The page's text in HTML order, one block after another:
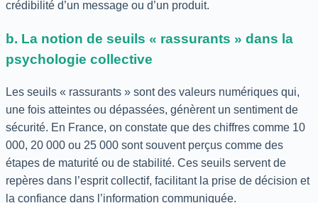
crédibilité d’un message ou d’un produit.
b. La notion de seuils « rassurants » dans la
psychologie collective
Les seuils « rassurants » sont des valeurs numériques qui,
une fois atteintes ou dépassées, génèrent un sentiment de
sécurité. En France, on constate que des chiffres comme 10
000, 20 000 ou 25 000 sont souvent perçus comme des
étapes de maturité ou de stabilité. Ces seuils servent de
repères dans l’esprit collectif, facilitant la prise de décision et
la confiance dans l’information communiquée.